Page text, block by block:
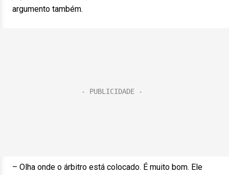
argumento também.
– Olha onde o árbitro está colocado. É muito bom. Ele